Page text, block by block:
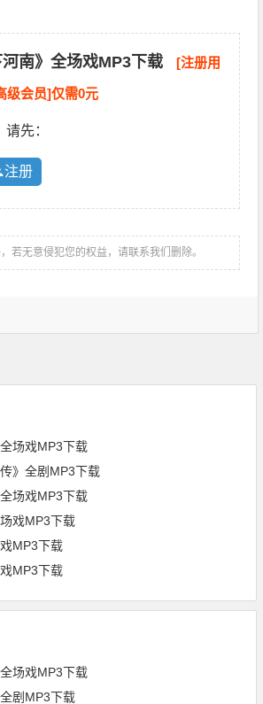
南》全场戏MP3下载 [注册用
级会员]仅需0元
先：
注册
若无意侵犯您的权益，请联系我们删除。
场戏MP3下载
》全剧MP3下载
场戏MP3下载
戏MP3下载
MP3下载
MP3下载
场戏MP3下载
剧MP3下载